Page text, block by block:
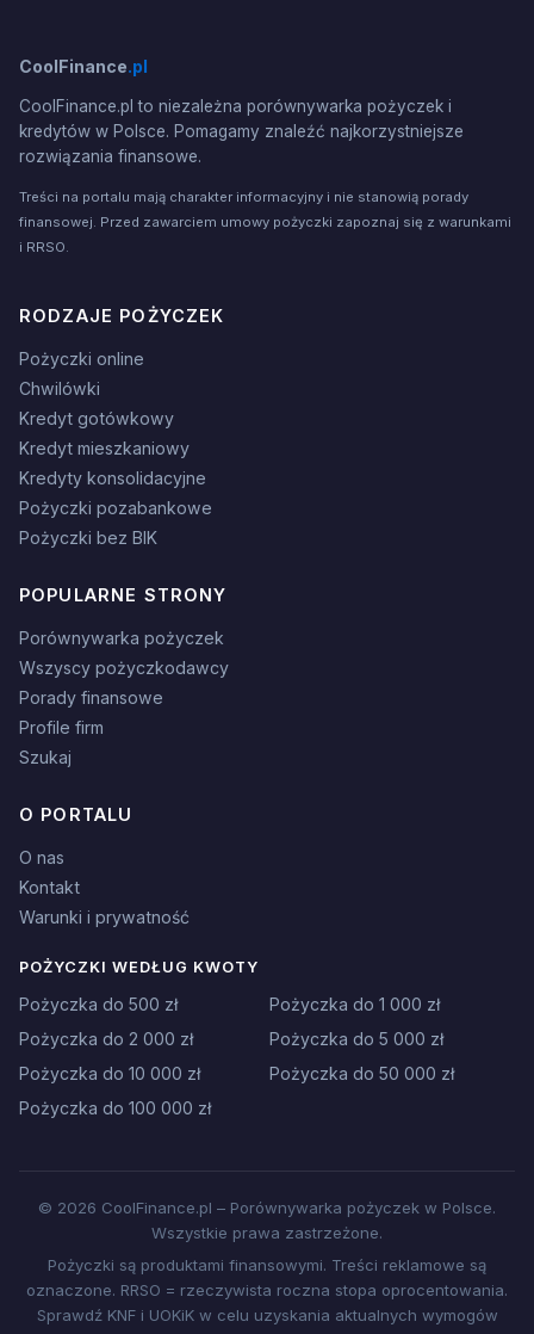
CoolFinance.pl
CoolFinance.pl to niezależna porównywarka pożyczek i
kredytów w Polsce. Pomagamy znaleźć najkorzystniejsze
rozwiązania finansowe.
Treści na portalu mają charakter informacyjny i nie stanowią porady
finansowej. Przed zawarciem umowy pożyczki zapoznaj się z warunkami
i RRSO.
RODZAJE POŻYCZEK
Pożyczki online
Chwilówki
Kredyt gotówkowy
Kredyt mieszkaniowy
Kredyty konsolidacyjne
Pożyczki pozabankowe
Pożyczki bez BIK
POPULARNE STRONY
Porównywarka pożyczek
Wszyscy pożyczkodawcy
Porady finansowe
Profile firm
Szukaj
O PORTALU
O nas
Kontakt
Warunki i prywatność
POŻYCZKI WEDŁUG KWOTY
Pożyczka do 500 zł
Pożyczka do 1 000 zł
Pożyczka do 2 000 zł
Pożyczka do 5 000 zł
Pożyczka do 10 000 zł
Pożyczka do 50 000 zł
Pożyczka do 100 000 zł
© 2026 CoolFinance.pl – Porównywarka pożyczek w Polsce.
Wszystkie prawa zastrzeżone.
Pożyczki są produktami finansowymi. Treści reklamowe są
oznaczone. RRSO = rzeczywista roczna stopa oprocentowania.
Sprawdź KNF i UOKiK w celu uzyskania aktualnych wymogów